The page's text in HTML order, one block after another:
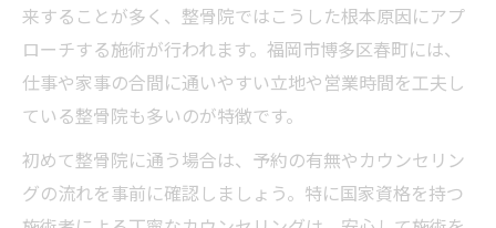
慢性腰痛改善に整骨院を選ぶ際のポイント
まとめ
地域の整骨院ならではの丁寧なカウンセリ
腰痛緩和を目指す整骨院活用術の実践事例
日常生活の質向上に整骨院でできること
来することが多く、整骨院ではこうした根本原因にアプ
ローチする施術が行われます。福岡市博多区春町には、
仕事や家事の合間に通いやすい立地や営業時間を工夫し
ている整骨院も多いのが特徴です。
初めて整骨院に通う場合は、予約の有無やカウンセリン
グの流れを事前に確認しましょう。特に国家資格を持つ